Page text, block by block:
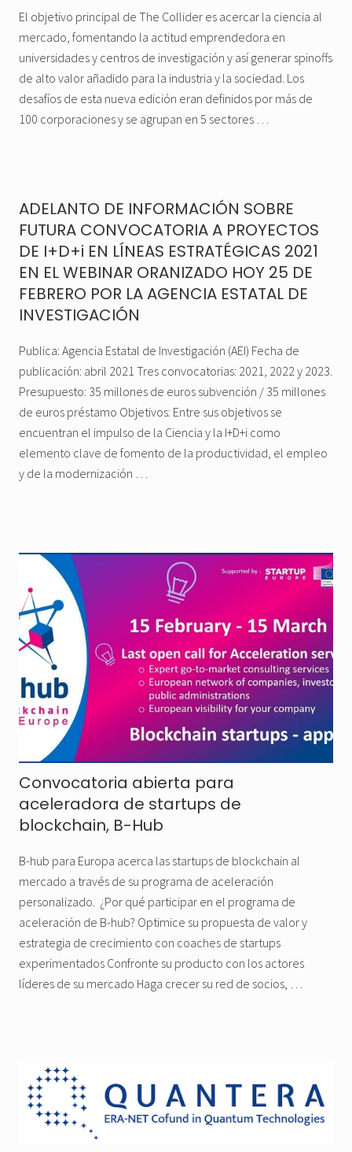
El objetivo principal de The Collider es acercar la ciencia al
mercado, fomentando la actitud emprendedora en
universidades y centros de investigación y así generar spinoffs
de alto valor añadido para la industria y la sociedad. Los
desafíos de esta nueva edición eran definidos por más de
100 corporaciones y se agrupan en 5 sectores …
ADELANTO DE INFORMACIÓN SOBRE
FUTURA CONVOCATORIA A PROYECTOS
DE I+D+i EN LÍNEAS ESTRATÉGICAS 2021
EN EL WEBINAR ORANIZADO HOY 25 DE
FEBRERO POR LA AGENCIA ESTATAL DE
INVESTIGACIÓN
Publica: Agencia Estatal de Investigación (AEI) Fecha de
publicación: abril 2021 Tres convocatorias: 2021, 2022 y 2023.
Presupuesto: 35 millones de euros subvención / 35 millones
de euros préstamo Objetivos: Entre sus objetivos se
encuentran el impulso de la Ciencia y la I+D+i como
elemento clave de fomento de la productividad, el empleo
y de la modernización …
Convocatoria abierta para
aceleradora de startups de
blockchain, B-Hub
B-hub para Europa acerca las startups de blockchain al
mercado a través de su programa de aceleración
personalizado. ¿Por qué participar en el programa de
aceleración de B-hub? Optimice su propuesta de valor y
estrategia de crecimiento con coaches de startups
experimentados Confronte su producto con los actores
líderes de su mercado Haga crecer su red de socios, …